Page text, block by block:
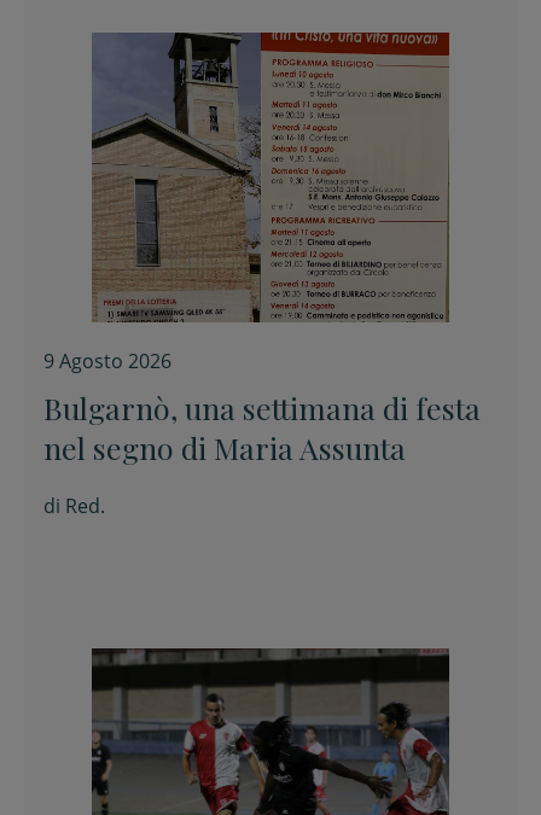
9 Agosto 2026
Bulgarnò, una settimana di festa
nel segno di Maria Assunta
di Red.